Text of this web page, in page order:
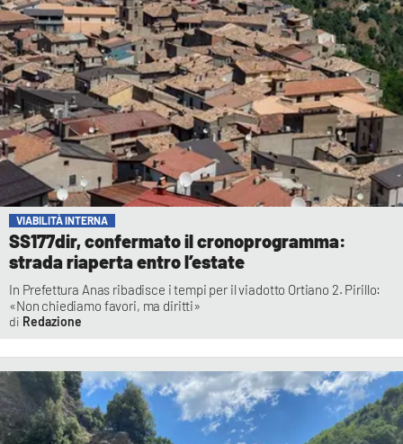
VIABILITÀ INTERNA
SS177dir, confermato il cronoprogramma:
strada riaperta entro l’estate
In Prefettura Anas ribadisce i tempi per il viadotto Ortiano 2. Pirillo:
«Non chiediamo favori, ma diritti»
Redazione